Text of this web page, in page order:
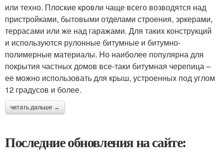
или техно. Плоские кровли чаще всего возводятся над
пристройками, бытовыми отделами строения, эркерами,
террасами или же над гаражами. Для таких конструкций
и используются рулонные битумные и битумно-
полимерные материалы. Но наиболее популярна для
покрытия частных домов все-таки битумная черепица –
ее можно использовать для крыш, устроенных под углом
12 градусов и более.
читать дальше →
Последние обновления на сайте: